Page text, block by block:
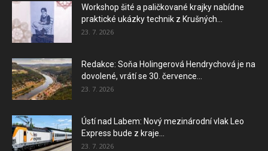
Workshop šité a paličkované krajky nabídne
praktické ukázky technik z Krušných...
23. 7. 2026
Redakce: Soňa Holingerová Hendrychová je na
dovolené, vrátí se 30. července...
23. 7. 2026
Ústí nad Labem: Nový mezinárodní vlak Leo
Express bude z kraje...
23. 7. 2026